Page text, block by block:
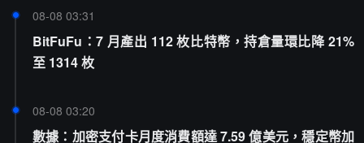
08-08 03:31
BitFuFu：7 月產出 112 枚比特幣，持倉量環比降 21%
至 1314 枚
08-08 03:20
數據：加密支付卡月度消費額達 7.59 億美元，穩定幣加